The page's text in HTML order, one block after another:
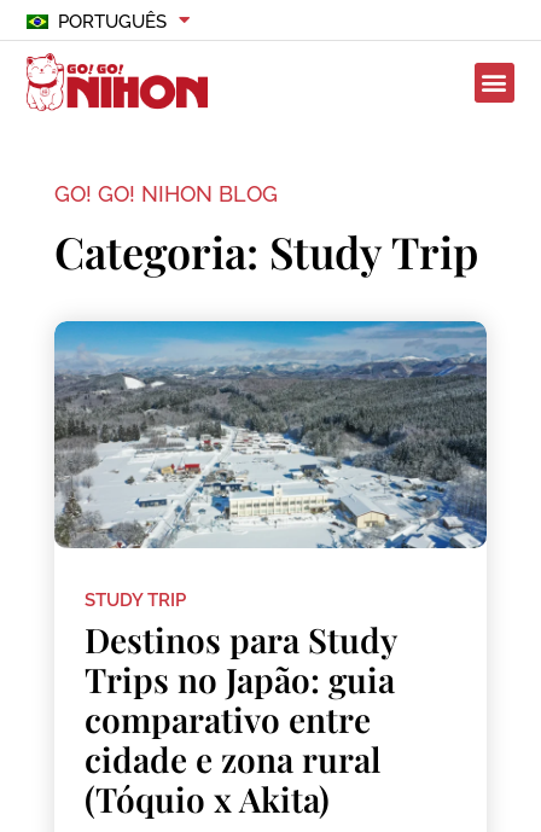
PORTUGUÊS
GO! GO! NIHON BLOG
Categoria: Study Trip
STUDY TRIP
Destinos para Study
Trips no Japão: guia
comparativo entre
cidade e zona rural
(Tóquio x Akita)